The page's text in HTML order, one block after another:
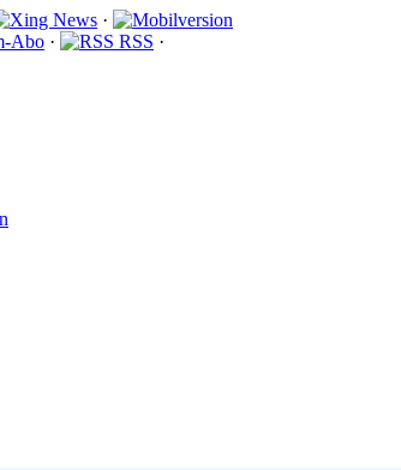
·
Abo · RSS ·